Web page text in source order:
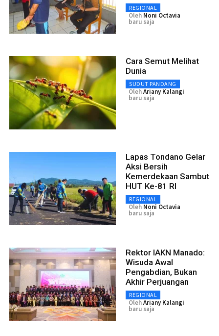
REGIONAL
Oleh Noni Octavia
baru saja
Cara Semut Melihat
Dunia
SUDUT PANDANG
OlehAriany Kalangi
baru saja
Lapas Tondano Gelar
Aksi Bersih
Kemerdekaan Sambut
HUT Ke-81 RI
REGIONAL
Oleh Noni Octavia
baru saja
Rektor IAKN Manado:
Wisuda Awal
Pengabdian, Bukan
Akhir Perjuangan
REGIONAL
OlehAriany Kalangi
baru saja